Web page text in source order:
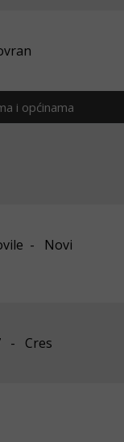
i općinama
- Novi
- Cres